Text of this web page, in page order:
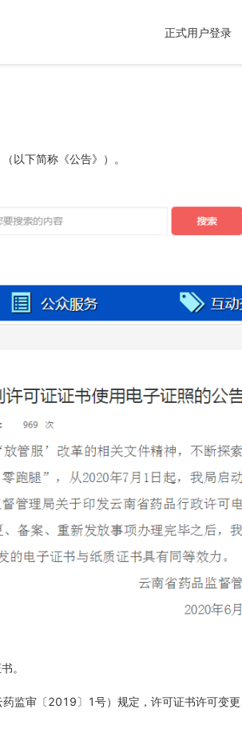
正式用户登录
以下简称《公告》）。
。
监审〔2019〕1号）规定，许可证书许可变